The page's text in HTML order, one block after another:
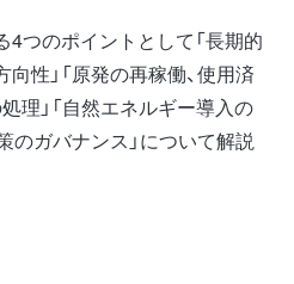
つのポイントとして「長期的
性」「原発の再稼働、使用済
理」「自然エネルギー導入の
のガバナンス」について解説